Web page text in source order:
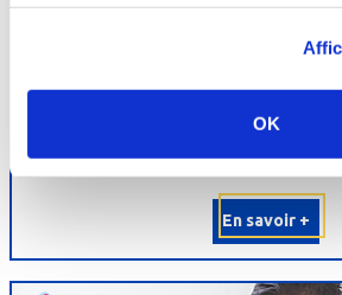
OK
La prise en charge dans l’orientation
urinaire et les problèmes de lithiase. 9
eaux sont essentiellement sulfatées et
En savoir +